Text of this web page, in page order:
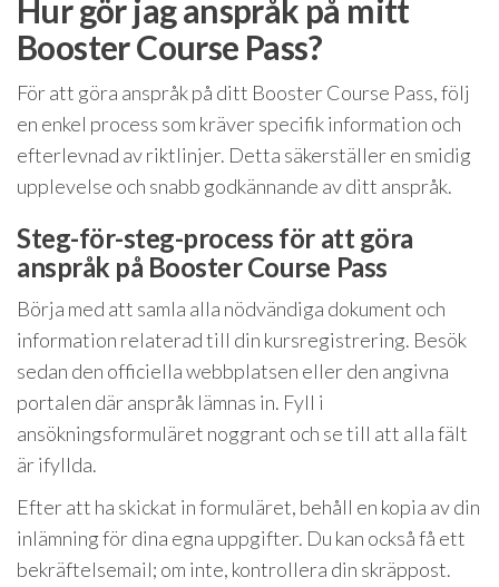
Hur gör jag anspråk på mitt
Booster Course Pass?
För att göra anspråk på ditt Booster Course Pass, följ
en enkel process som kräver specifik information och
efterlevnad av riktlinjer. Detta säkerställer en smidig
upplevelse och snabb godkännande av ditt anspråk.
Steg-för-steg-process för att göra
anspråk på Booster Course Pass
Börja med att samla alla nödvändiga dokument och
information relaterad till din kursregistrering. Besök
sedan den officiella webbplatsen eller den angivna
portalen där anspråk lämnas in. Fyll i
ansökningsformuläret noggrant och se till att alla fält
är ifyllda.
Efter att ha skickat in formuläret, behåll en kopia av din
inlämning för dina egna uppgifter. Du kan också få ett
bekräftelsemail; om inte, kontrollera din skräppost.